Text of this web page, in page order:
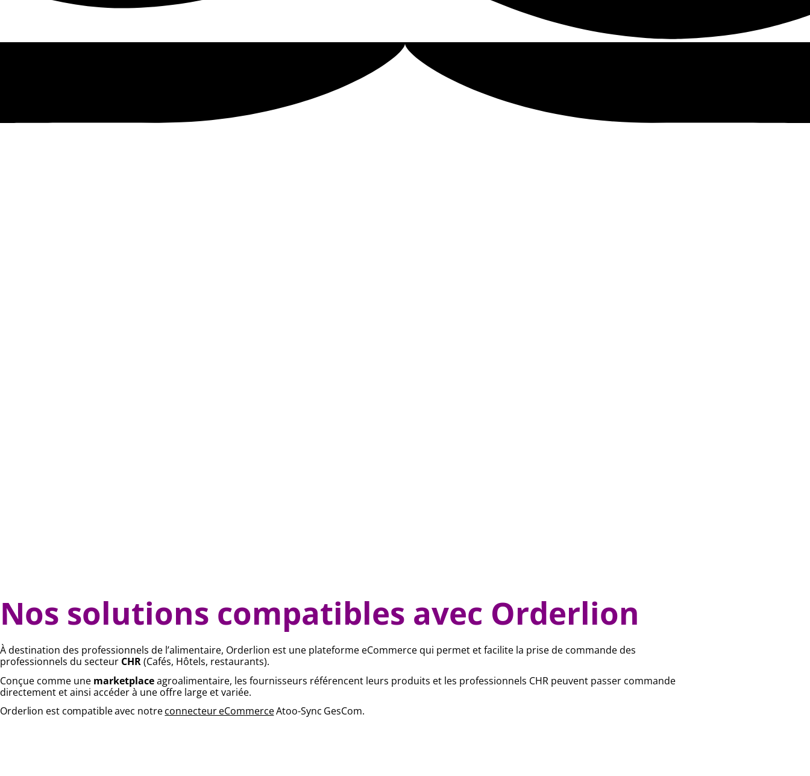
Nos solutions compatibles avec Orderlion
À destination des professionnels de l’alimentaire, Orderlion est une plateforme eCommerce qui permet et facilite la prise de commande des
professionnels du secteur CHR(Cafés, Hôtels, restaurants).
Conçue comme une marketplaceagroalimentaire, les fournisseurs référencent leurs produits et les professionnels CHR peuvent passer commande
directement et ainsi accéder à une offre large et variée.
Orderlion est compatible avec notreconnecteur eCommerceAtoo-Sync GesCom.